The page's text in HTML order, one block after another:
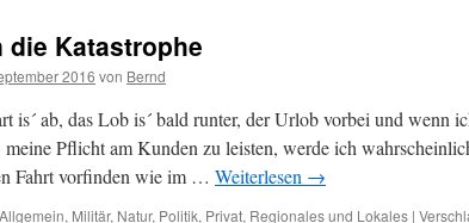
die Katastrophe
2016 von Bernd
is´ ab, das Lob is´ bald runter, der Urlob vorbei und wenn
meine Pflicht am Kunden zu leisten, werde ich
Fahrt vorfinden wie im … Weiterlesen →
Allgemein, Militär, Natur, Politik, Privat, Regionales und Lokales |